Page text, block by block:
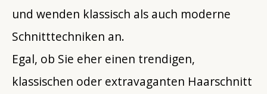
und wenden klassisch als auch moderne
Schnitttechniken an.
Egal, ob Sie eher einen trendigen,
klassischen oder extravaganten Haarschnitt